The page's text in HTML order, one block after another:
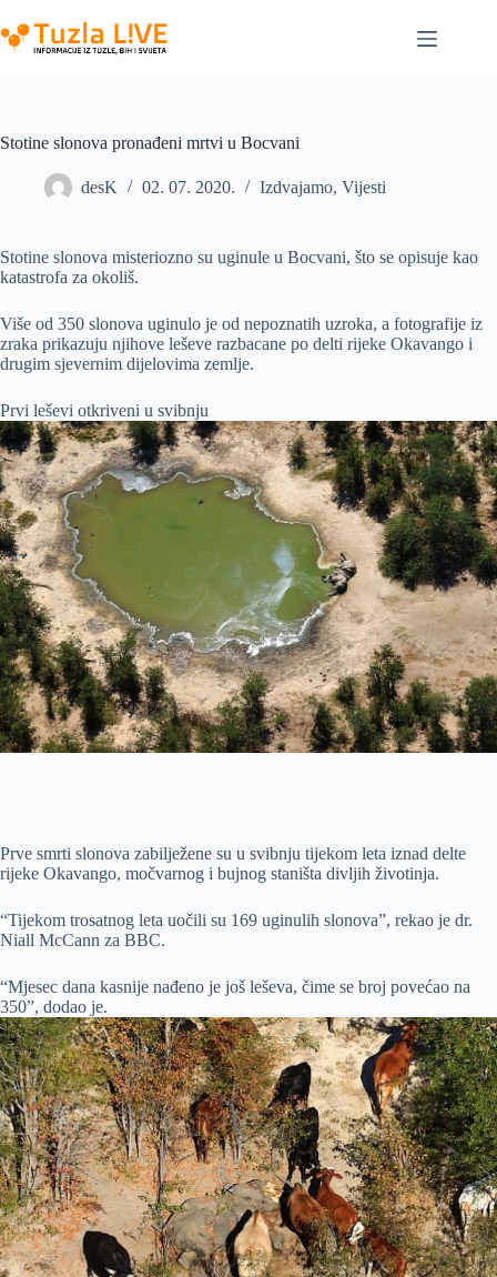
to
content
Stotine slonova pronađeni mrtvi u Bocvani
desK 02. 07. 2020. Izdvajamo, Vijesti
Stotine slonova misteriozno su uginule u Bocvani, što se opisuje kao
katastrofa za okoliš.
Više od 350 slonova uginulo je od nepoznatih uzroka, a fotografije iz
zraka prikazuju njihove leševe razbacane po delti rijeke Okavango i
drugim sjevernim dijelovima zemlje.
Prvi leševi otkriveni u svibnju
Prve smrti slonova zabilježene su u svibnju tijekom leta iznad delte
rijeke Okavango, močvarnog i bujnog staništa divljih životinja.
“Tijekom trosatnog leta uočili su 169 uginulih slonova”, rekao je dr.
Niall McCann za BBC.
“Mjesec dana kasnije nađeno je još leševa, čime se broj povećao na
350”, dodao je.